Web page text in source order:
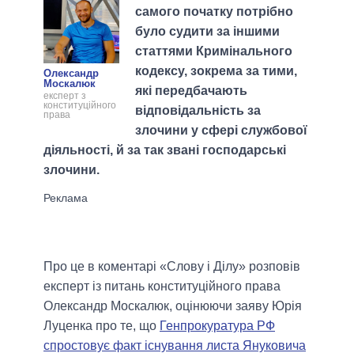
Олександр
Москалюк
експерт з
конституційного
права
самого початку потрібно
було судити за іншими
статтями Кримінального
кодексу, зокрема за тими,
які передбачають
відповідальність за
злочини у сфері службової
діяльності, й за так звані господарські
злочини.
Про це в коментарі «Слову і Ділу» розповів
експерт із питань конституційного права
Олександр Москалюк, оцінюючи заяву Юрія
Луценка про те, що Генпрокуратура РФ
спростовує факт існування листа Януковича